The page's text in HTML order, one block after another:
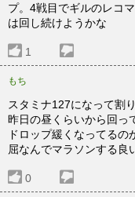
プ。4戦目でギルのレコ
は回し続けようかな
1
もち
スタミナ127になって割
昨日の昼くらいから回っ
ドロップ緩くなってる
屈なんでマラソンする良
0